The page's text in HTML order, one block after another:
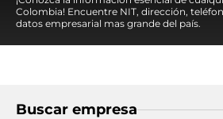
Colombia! Encuentre NIT, dirección,
datos empresarial mas grande del país.
Buscar empresa